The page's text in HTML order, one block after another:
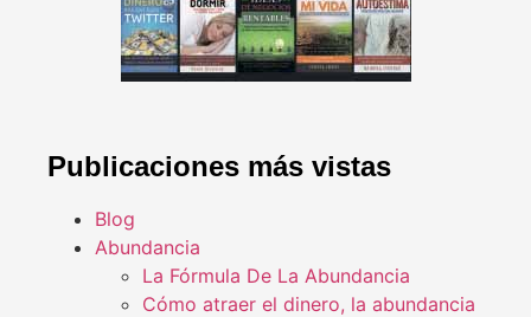
Publicaciones más vistas
Blog
Abundancia
La Fórmula De La Abundancia
Cómo atraer el dinero, la abundancia